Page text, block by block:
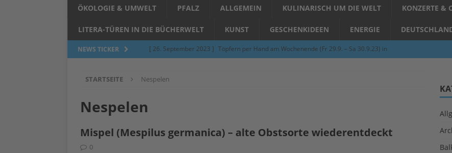
ÖKOLOGIE & UMWELT PFALZ ALLGEMEIN KULINARISCH UM DIE WELT KONZERTE &
LITERA-TÜREN IN DIE BÜCHERWELT KUNST GESCHENKIDEEN ENERGIE
NEWS TICKER [ 26. September 2023 ] Töpfern per Hand am Wochenende (Fr 29.9. – Sa 30.9.23) in
[ 5. Juni 2023 ]
[ 24. März 2023 ] Töpfern per Hand am Abend in Limburgerhof
ALLGEMEIN
STARTSEITE Nespelen
Nespelen
Mispel (Mespilus germanica) – alte Obstsorte wiederentdeckt
0